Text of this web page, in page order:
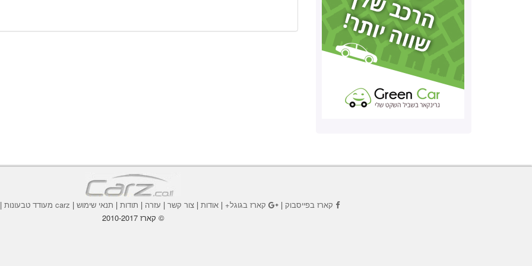
קארז בפייסבוק | קארז בגוגל+ | אודות | צור קשר | עזרה | תודות | תנאי שימוש | carz מעודד טבעונות |
© קארז 2010-2017